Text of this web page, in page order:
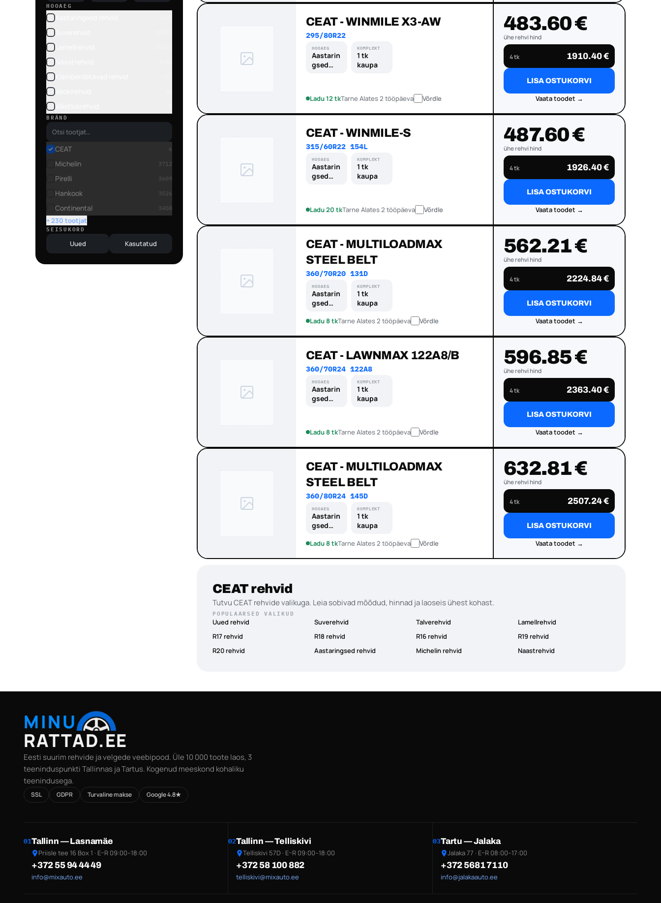
HOOAEG
BRÄND
CEAT 6
Michelin 3712
Pirelli 3609
Hankook 3526
Continental 3450
+ 230 tootjat
SEISUKORD
Uued Kasutatud
CEAT - WINMILE X3-AW
295/80R22
HOOAEG
Aastarin
gsed
KOMPLEKT
1 tk
kaupa
Ladu 12 tkTarne Alates 2 tööpäeva Võrdle
483.60 €
ühe rehvi hind
4 tk 1910.40 €
LISA OSTUKORVI
Vaata toodet →
CEAT - WINMILE-S
315/60R22 154L
HOOAEG
Aastarin
gsed
KOMPLEKT
1 tk
kaupa
Ladu 20 tkTarne Alates 2 tööpäeva Võrdle
487.60 €
ühe rehvi hind
4 tk 1926.40 €
LISA OSTUKORVI
Vaata toodet →
CEAT - MULTILOADMAX
STEEL BELT
360/70R20 131D
HOOAEG
Aastarin
gsed
KOMPLEKT
1 tk
kaupa
Ladu 8 tkTarne Alates 2 tööpäeva Võrdle
562.21 €
ühe rehvi hind
4 tk 2224.84 €
LISA OSTUKORVI
Vaata toodet →
CEAT - LAWNMAX 122A8/B
360/70R24 122A8
HOOAEG
Aastarin
gsed
KOMPLEKT
1 tk
kaupa
Ladu 8 tkTarne Alates 2 tööpäeva Võrdle
596.85 €
ühe rehvi hind
4 tk 2363.40 €
LISA OSTUKORVI
Vaata toodet →
CEAT - MULTILOADMAX
STEEL BELT
360/80R24 145D
HOOAEG
Aastarin
gsed
KOMPLEKT
1 tk
kaupa
Ladu 8 tkTarne Alates 2 tööpäeva Võrdle
632.81 €
ühe rehvi hind
4 tk 2507.24 €
LISA OSTUKORVI
Vaata toodet →
CEAT rehvid
Tutvu CEAT rehvide valikuga. Leia sobivad mõõdud, hinnad ja laoseis ühest kohast.
POPULAARSED VALIKUD
Uued rehvid Suverehvid Talverehvid
Lamellrehvid
R17 rehvid
R18 rehvid R16 rehvid
R19 rehvid
R20 rehvid
Aastaringsed rehvid Michelin rehvid Naastrehvid
MINU
RATTAD.EE
Eesti suurim rehvide ja velgede veebipood. Üle 10 000 toote laos, 3
teeninduspunkti Tallinnas ja Tartus. Kogenud meeskond kohaliku
teenindusega.
SSL GDPR Turvaline makse Google 4.8★
01Tallinn — Lasnamäe
Priisle tee 16 Box 1 · E–R 09:00–18:00
+372 55 94 44 49
info@mixauto.ee
02Tallinn — Telliskivi
Telliskivi 57D · E–R 09:00–18:00
+372 58 100 882
telliskivi@mixauto.ee
03Tartu — Jalaka
Jalaka 77 · E–R 08:00–17:00
+372 5681 7110
info@jalakaauto.ee